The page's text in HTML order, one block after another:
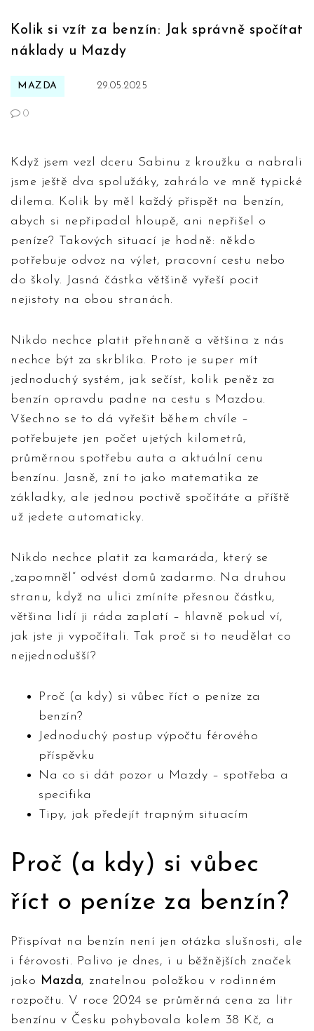
Kolik si vzít za benzín: Jak správně spočítat
náklady u Mazdy
MAZDA 29.05.2025
0
Když jsem vezl dceru Sabinu z kroužku a nabrali
jsme ještě dva spolužáky, zahrálo ve mně typické
dilema. Kolik by měl každý přispět na benzín,
abych si nepřipadal hloupě, ani nepřišel o
peníze? Takových situací je hodně: někdo
potřebuje odvoz na výlet, pracovní cestu nebo
do školy. Jasná částka většině vyřeší pocit
nejistoty na obou stranách.
Nikdo nechce platit přehnaně a většina z nás
nechce být za skrblíka. Proto je super mít
jednoduchý systém, jak sečíst, kolik peněz za
benzín opravdu padne na cestu s Mazdou.
Všechno se to dá vyřešit během chvíle –
potřebujete jen počet ujetých kilometrů,
průměrnou spotřebu auta a aktuální cenu
benzínu. Jasně, zní to jako matematika ze
základky, ale jednou poctivě spočítáte a příště
už jedete automaticky.
Nikdo nechce platit za kamaráda, který se
„zapomněl“ odvést domů zadarmo. Na druhou
stranu, když na ulici zmíníte přesnou částku,
většina lidí ji ráda zaplatí – hlavně pokud ví,
jak jste ji vypočítali. Tak proč si to neudělat co
nejjednodušší?
Proč (a kdy) si vůbec říct o peníze za
benzín?
Jednoduchý postup výpočtu férového
příspěvku
Na co si dát pozor u Mazdy – spotřeba a
specifika
Tipy, jak předejít trapným situacím
Proč (a kdy) si vůbec
říct o peníze za benzín?
Přispívat na benzín není jen otázka slušnosti, ale
i férovosti. Palivo je dnes, i u běžnějších značek
jako Mazda, znatelnou položkou v rodinném
rozpočtu. V roce 2024 se průměrná cena za litr
benzínu v Česku pohybovala kolem 38 Kč, a